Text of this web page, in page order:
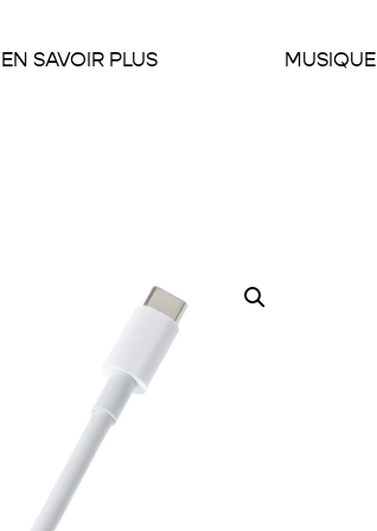
EN SAVOIR PLUS MUSIQUE